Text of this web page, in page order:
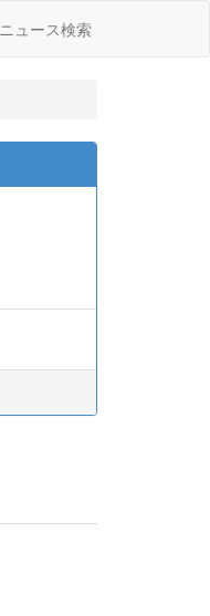
ニュース検索